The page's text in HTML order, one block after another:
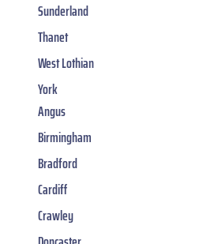
Sunderland
Thanet
West Lothian
York
Angus
Birmingham
Bradford
Cardiff
Crawley